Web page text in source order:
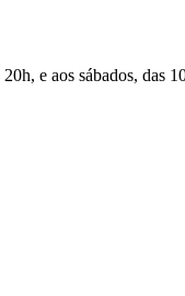
e aos sábados, das